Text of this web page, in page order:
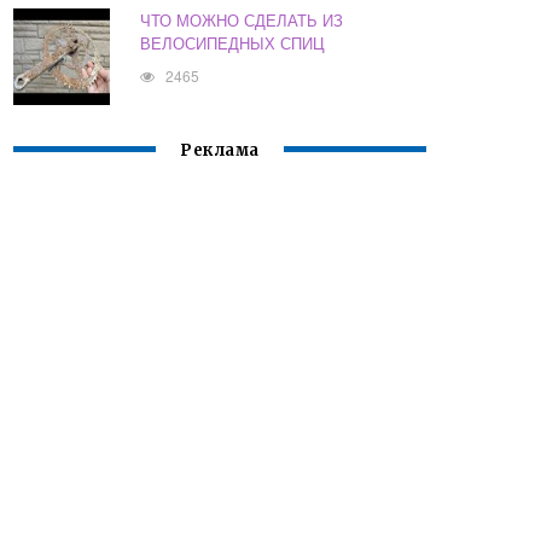
ЧТО МОЖНО СДЕЛАТЬ ИЗ
ВЕЛОСИПЕДНЫХ СПИЦ
2465
Реклама